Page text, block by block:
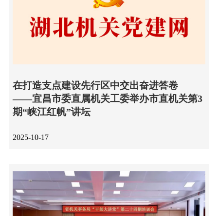
在打造支点建设先行区中交出奋进答卷
——宜昌市委直属机关工委举办市直机关第3
期“峡江红帆”讲坛
2025-10-17